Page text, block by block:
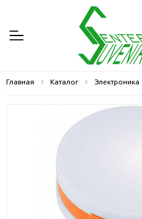
Главная Каталог Электроника